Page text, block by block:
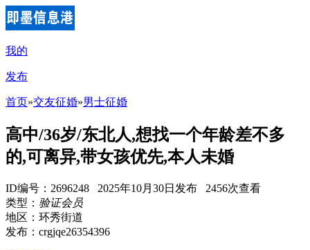
我的
发布
首页»交友征婚»男士征婚
高中/36岁/东北人,想找一个年龄差不多
的,可离异,带女孩优先,本人未婚
ID编号：2696248 2025年10月30日发布 2456次查看
类型： 验证会员
地区：环秀街道
发布：crgjqe26354396